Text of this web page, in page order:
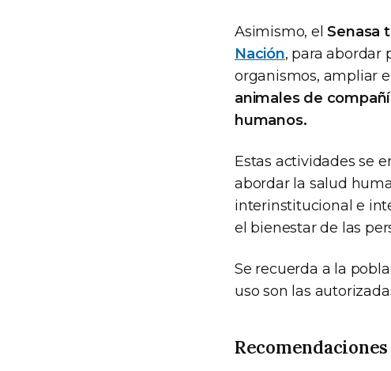
Asimismo, elSenasa
Nación, para abordar
organismos, ampliar
animales de
humanos.
Estas actividades se
abordar la salud
interinstitucional e
el bienestar de las
Se recuerda a la
uso son las
Recomendaciones